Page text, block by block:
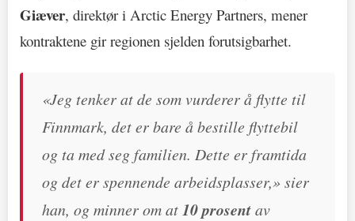
Giæver, direktør i Arctic Energy Partners, mener
kontraktene gir regionen sjelden forutsigbarhet.
«Jeg tenker at de som vurderer å flytte til
Finnmark, det er bare å bestille flyttebil
og ta med seg familien. Dette er framtida
og det er spennende arbeidsplasser,» sier
han, og minner om at10 prosentav